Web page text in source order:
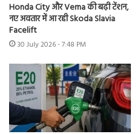
Honda City और Verna की बढ़ी टेंशन,
नए अवतार में आ रही Skoda Slavia
Facelift
30 July 2026 - 7:48 PM